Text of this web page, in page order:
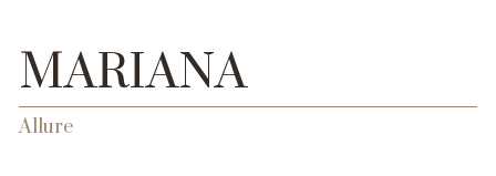
MARIANA
Allure